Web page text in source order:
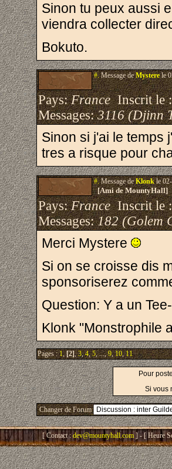
Sinon tu peux aussi
viendra collecter
Bokuto.
#.Message deMysterele
Pays:FranceInscrit le
Messages:3116 (Djinn
Sinon si j'ai le temps
tres a risque pour
#.Message deKlonkle
[Ami de MountyHall]
Pays:FranceInscrit le
Messages:182 (Golem
Merci Mystere
Si on se croisse dis
sponsoriserez
Question: Y a un
Klonk "Monstrophile
Pages :1,[2],3,4,5, ...,9,10,11
Pour
Si vous
Changer de Forum
[ Contact : dev@mountyhall.com ] - [ Heure